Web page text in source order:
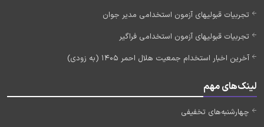
تجربیات قبولیهای آزمون استخدامی مدیر جوان
تجربیات قبولیهای آزمون استخدامی فراگیر
آخرین اخبار استخدام جمعیت هلال احمر 1405 (به زودی)
لینک‌های مهم
چهارشنبه‌های تخفیفی